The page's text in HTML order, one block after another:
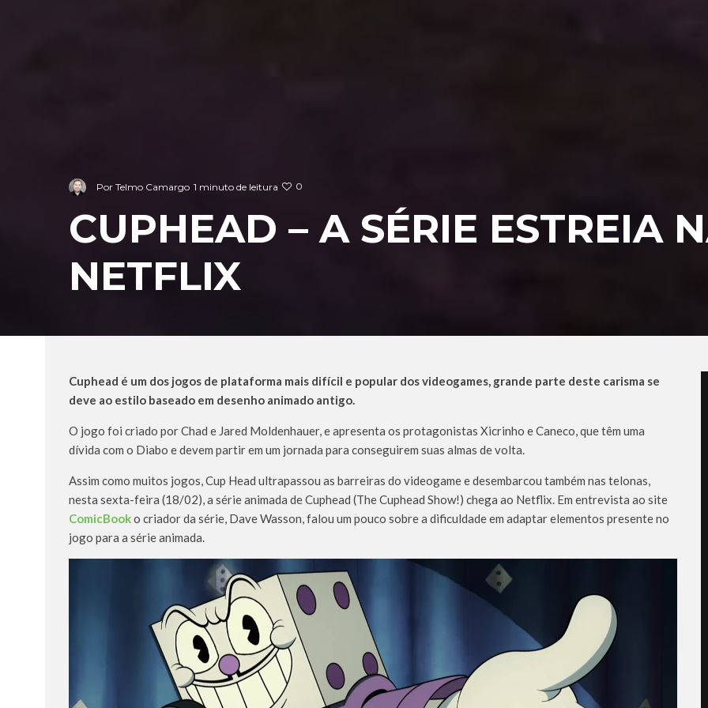
Por Telmo Camargo 1 minuto de leitura 0
CUPHEAD – A SÉRIE ESTREIA
NETFLIX
Cuphead é um dos jogos de plataforma mais difícil e popular dos videogames, grande parte deste carisma se
deve ao estilo baseado em desenho animado antigo.
O jogo foi criado por Chad e Jared Moldenhauer, e apresenta os protagonistas Xicrinho e Caneco, que têm uma
dívida com o Diabo e devem partir em um jornada para conseguirem suas almas de volta.
Assim como muitos jogos, Cup Head ultrapassou as barreiras do videogame e desembarcou também nas telonas,
nesta sexta-feira (18/02), a série animada de Cuphead (The Cuphead Show!) chega ao Netflix. Em entrevista ao site
ComicBooko criador da série, Dave Wasson, falou um pouco sobre a dificuldade em adaptar elementos presente no
jogo para a série animada.